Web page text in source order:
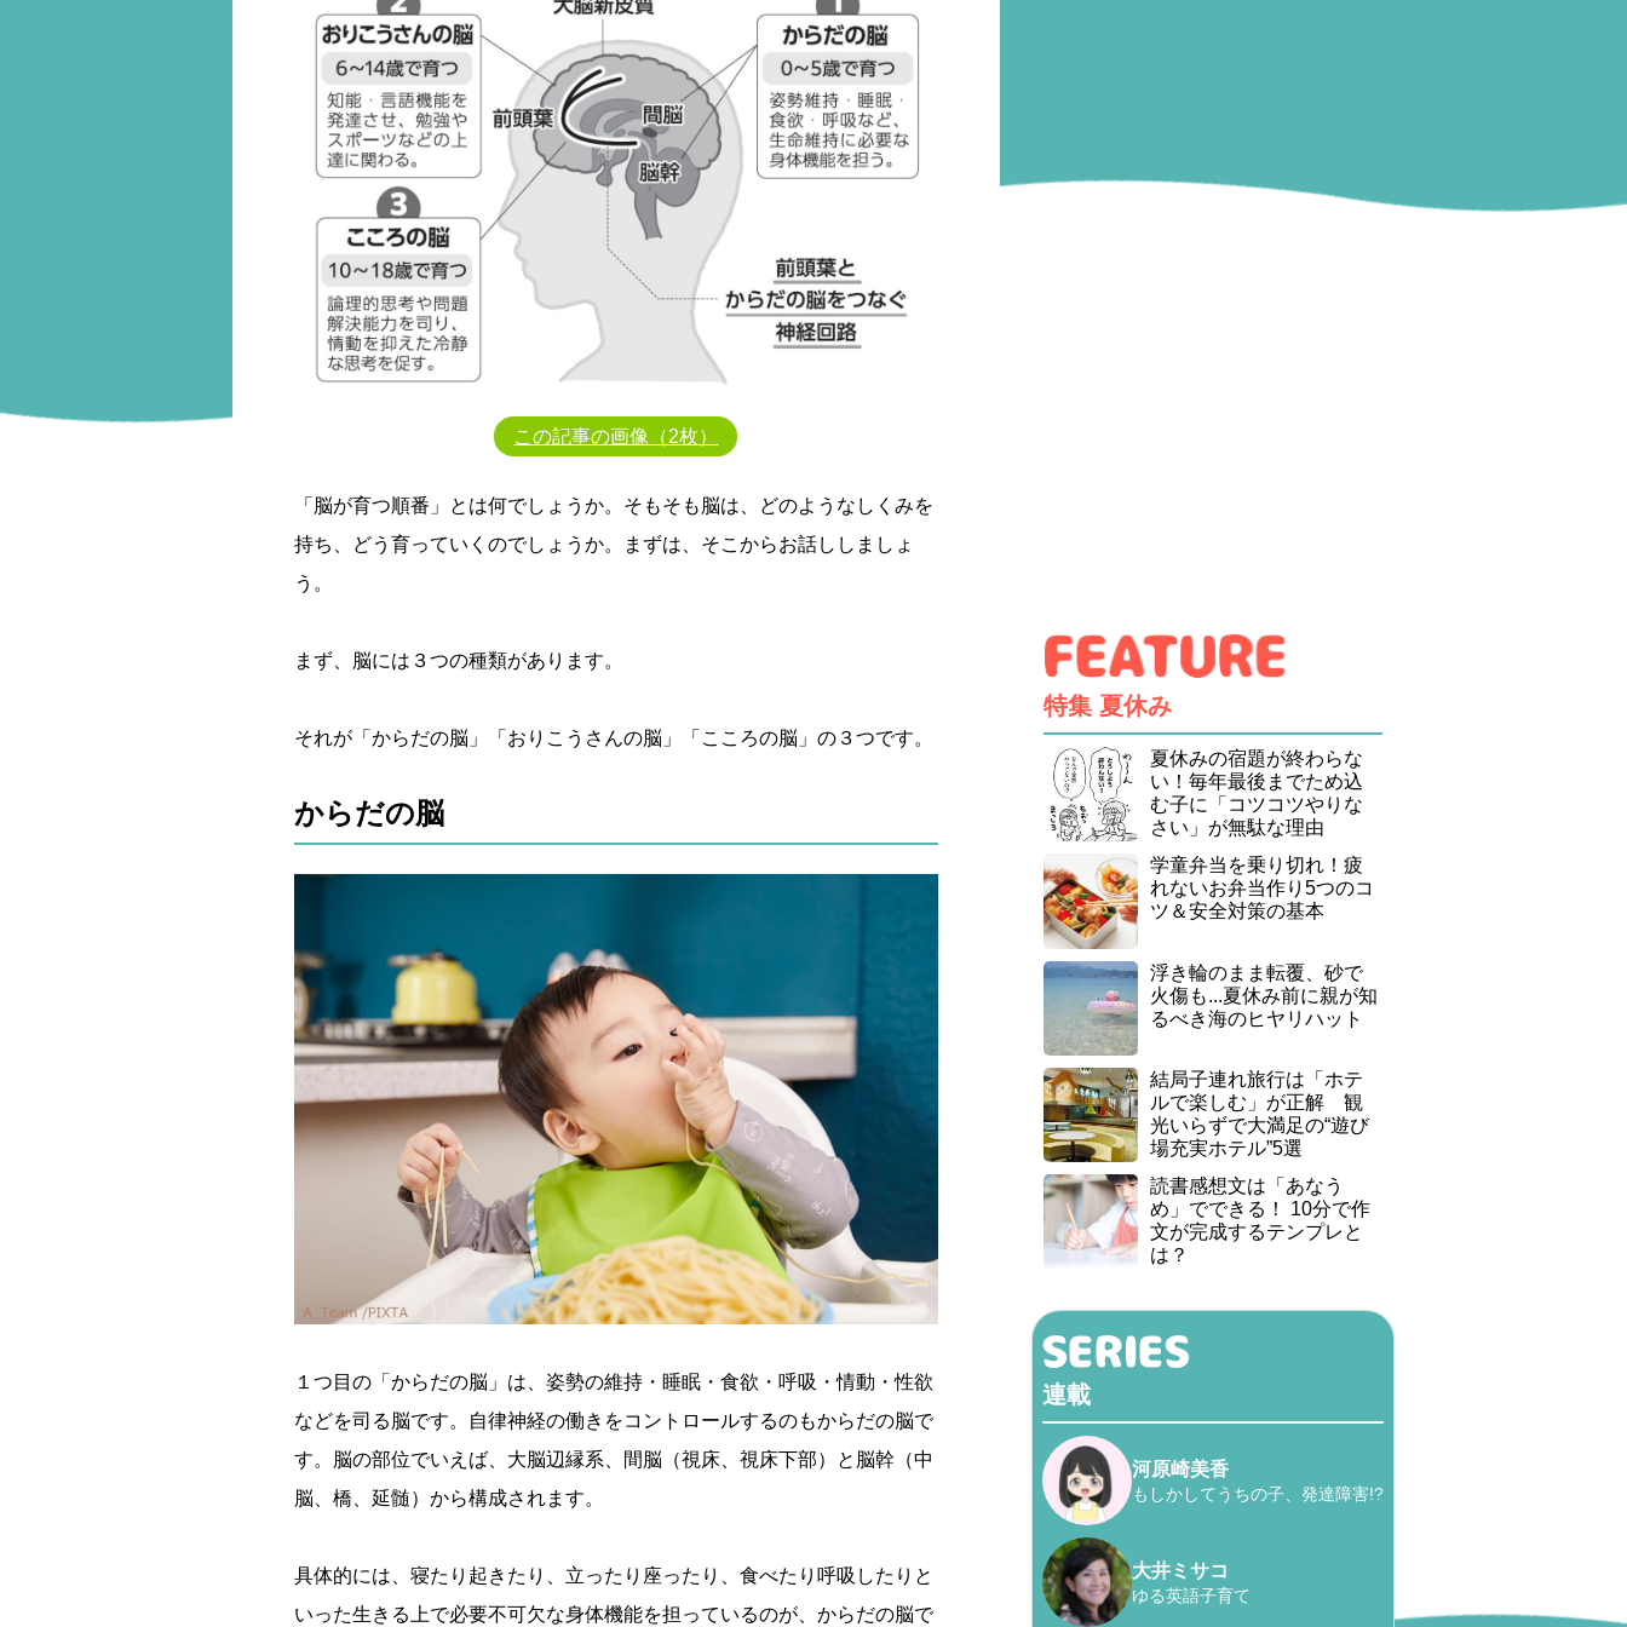
この記事の画像（2枚）
「脳が育つ順番」とは何でしょうか。そもそも脳は、どのようなしくみを
持ち、どう育っていくのでしょうか。まずは、そこからお話ししましょ
う。
まず、脳には３つの種類があります。
それが「からだの脳」「おりこうさんの脳」「こころの脳」の３つです。
からだの脳
１つ目の「からだの脳」は、姿勢の維持・睡眠・食欲・呼吸・情動・性欲
などを司る脳です。自律神経の働きをコントロールするのもからだの脳で
す。脳の部位でいえば、大脳辺縁系、間脳（視床、視床下部）と脳幹（中
脳、橋、延髄）から構成されます。
具体的には、寝たり起きたり、立ったり座ったり、食べたり呼吸したりと
いった生きる上で必要不可欠な身体機能を担っているのが、からだの脳で
特集 夏休み
夏休みの宿題が終わらな
い！毎年最後までため込
む子に「コツコツやりな
さい」が無駄な理由
学童弁当を乗り切れ！疲
れないお弁当作り5つのコ
ツ＆安全対策の基本
浮き輪のまま転覆、砂で
火傷も...夏休み前に親が知
るべき海のヒヤリハット
結局子連れ旅行は「ホテ
ルで楽しむ」が正解 観
光いらずで大満足の“遊び
場充実ホテル”5選
読書感想文は「あなう
め」でできる！ 10分で作
文が完成するテンプレと
は？
連載
河原崎美香
もしかしてうちの子、発達障害!?
大井ミサコ
ゆる英語子育て